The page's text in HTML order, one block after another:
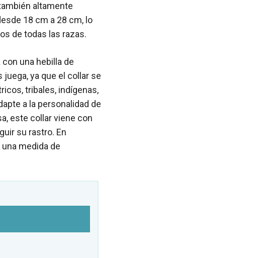
altamente
18 cm a 28 cm, lo
de todas las razas.
una hebilla de
ya que el collar se
tribales, indígenas,
a la personalidad de
este collar viene con
su rastro. En
medida de